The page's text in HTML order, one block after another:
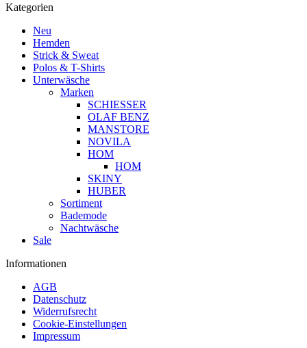
Kategorien
Neu
Hemden
Strick & Sweat
Polos & T-Shirts
Unterwäsche
Marken
SCHIESSER
OLAF BENZ
MANSTORE
NOVILA
HOM
HOM
SKINY
HUBER
Sortiment
Bademode
Nachtwäsche
Sale
Informationen
AGB
Datenschutz
Widerrufsrecht
Cookie-Einstellungen
Impressum